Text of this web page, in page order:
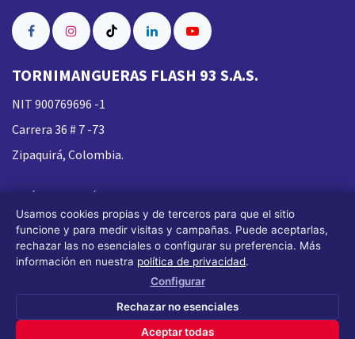
TORNIMANGUERAS FLASH 93 S.A.S.
NIT 900769696 -1
Carrera 36 # 7 -73
Zipaquirá, Colombia.
Política de Envíos
Política de Garantía
NuevaPolítica de Privacidad
Términos y Condiciones
TyC Polla Mundialista
Encuesta de Satisfacción
Usamos cookies propias y de terceros para que el sitio
funcione y para medir visitas y campañas. Puede aceptarlas,
rechazar las no esenciales o configurar su preferencia. Más
información en nuestra política de privacidad.
Configurar
Rechazar no esenciales
Aceptar todas